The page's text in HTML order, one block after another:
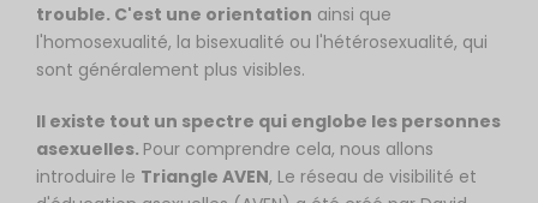
trouble. C'est une orientation ainsi que
l'homosexualité, la bisexualité ou l'hétérosexualité, qui
sont généralement plus visibles.
Il existe tout un spectre qui englobe les personnes
asexuelles. Pour comprendre cela, nous allons
introduire le Triangle AVEN, Le réseau de visibilité et